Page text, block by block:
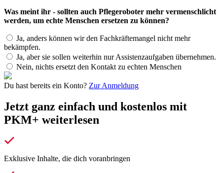
Was meint ihr - sollten auch Pflegeroboter mehr vermenschlicht
werden, um echte Menschen ersetzen zu können?
Ja, anders können wir den Fachkräftemangel nicht mehr
bekämpfen.
Ja, aber sie sollen weiterhin nur Assistenzaufgaben übernehmen.
Nein, nichts ersetzt den Kontakt zu echten Menschen
Du hast bereits ein Konto? Zur Anmeldung
Jetzt ganz einfach und kostenlos mit
PKM+ weiterlesen
Exklusive Inhalte, die dich voranbringen